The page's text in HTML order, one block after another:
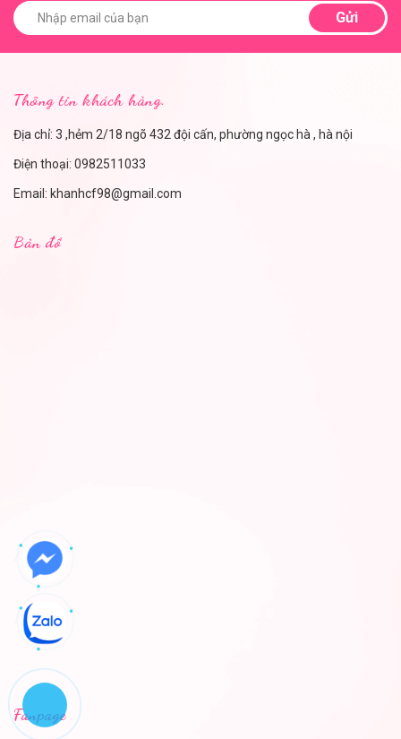
Gửi
Thông tin khách hàng.
Địa chỉ: 3 ,hẻm 2/18 ngõ 432 đội cấn, phường ngọc hà , hà nội
Điện thoại: 0982511033
Email: khanhcf98@gmail.com
Bản đồ
Fanpage